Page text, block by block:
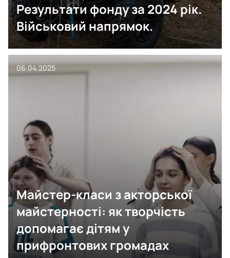
Результати фонду за 2024 рік.
Військовий напрямок.
06.04.2025
Майстер-класи з акторської
майстерності: як творчість
допомагає дітям у
прифронтових громадах